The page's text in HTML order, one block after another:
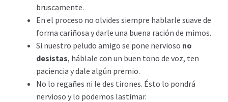
bruscamente.
En el proceso no olvides siempre hablarle suave de
forma cariñosa y darle una buena ración de mimos.
Si nuestro peludo amigo se pone nervioso no
desistas, háblale con un buen tono de voz, ten
paciencia y dale algún premio.
No lo regañes ni le des tirones. Ésto lo pondrá
nervioso y lo podemos lastimar.